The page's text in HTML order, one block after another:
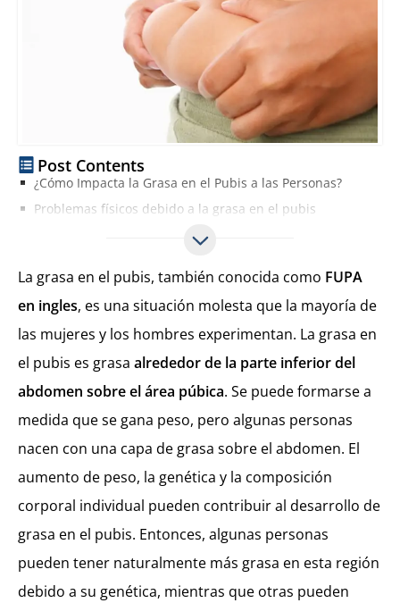
Post Contents
¿Cómo Impacta la Grasa en el Pubis a las Personas?
Problemas físicos debido a la grasa en el pubis
Problemas psicológicos debido a la grasa pubis
Ejercicios para Eliminar Grasa del Pubis Hombre o Mujer
Cirugías para Eliminar Grasa Pubis
La grasa en el pubis, también conocida como FUPA
en ingles, es una situación molesta que la mayoría de
las mujeres y los hombres experimentan. La grasa en
el pubis es grasa alrededor de la parte inferior del
abdomen sobre el área púbica. Se puede formarse a
medida que se gana peso, pero algunas personas
nacen con una capa de grasa sobre el abdomen. El
aumento de peso, la genética y la composición
corporal individual pueden contribuir al desarrollo de
grasa en el pubis. Entonces, algunas personas
pueden tener naturalmente más grasa en esta región
debido a su genética, mientras que otras pueden